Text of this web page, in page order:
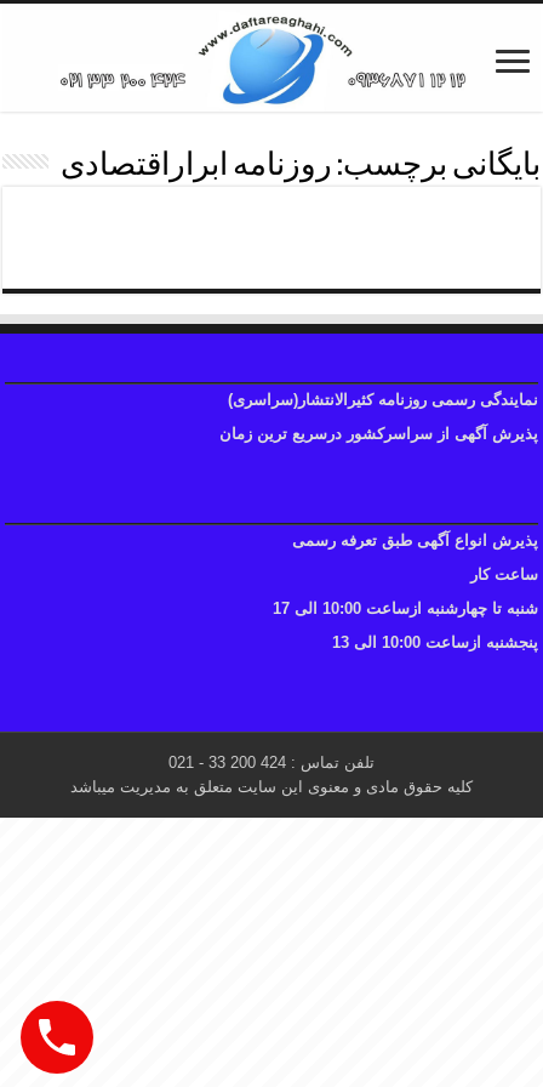
بایگانی برچسب: روزنامه ابراراقتصادی
نمایندگی رسمی روزنامه کثیرالانتشار(سراسری)
پذیرش آگهی از سراسرکشور درسریع ترین زمان
پذیرش انواع آگهی طبق تعرفه رسمی
ساعت کار
شنبه تا چهارشنبه ازساعت 10:00 الی 17
پنجشنبه ازساعت 10:00 الی 13
تلفن تماس : 424 200 33 - 021
کلیه حقوق مادی و معنوی این سایت متعلق به مدیریت میباشد